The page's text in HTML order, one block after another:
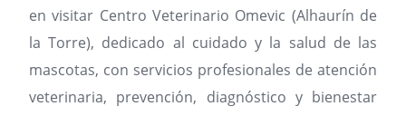
en visitar Centro Veterinario Omevic (Alhaurín de
la Torre), dedicado al cuidado y la salud de las
mascotas, con servicios profesionales de atención
veterinaria, prevención, diagnóstico y bienestar